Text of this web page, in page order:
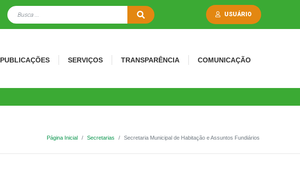
USUÁRIO
PUBLICAÇÕES SERVIÇOS TRANSPARÊNCIA COMUNICAÇÃO
Página Inicial Secretarias Secretaria Municipal de Habitação e Assuntos Fundiários